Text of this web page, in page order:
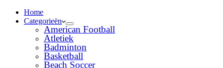
Home
Categorieën
American Football
Atletiek
Badminton
Basketball
Beach Soccer